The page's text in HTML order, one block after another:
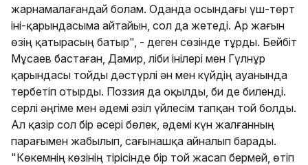
жарнамалағандай болам. Оданда осындағы үш-төрт
іні-қарындасыма айтайын, сол да жетеді. Ар жағын
өзің қатырасың батыр", - деген сөзінде тұрды. Бейбіт
Мұсаев бастаған, Дамир, Әліби інілері мен Гүлнұр
қарындасы тойды дәстүрлі ән мен күйдің ауанында
тербетіп отырды. Поззия да оқылды, би де биленді.
Әсерлі әңгіме мен әдемі әзіл үйлесім тапқан той болды.
Ал қазір сол бір әсері бөлек, әдемі күн жалғанның
парағымен жабылып, сағынашқа айналып барады.
"Көкемнің көзінің тірісінде бір той жасап бермей, өтіп